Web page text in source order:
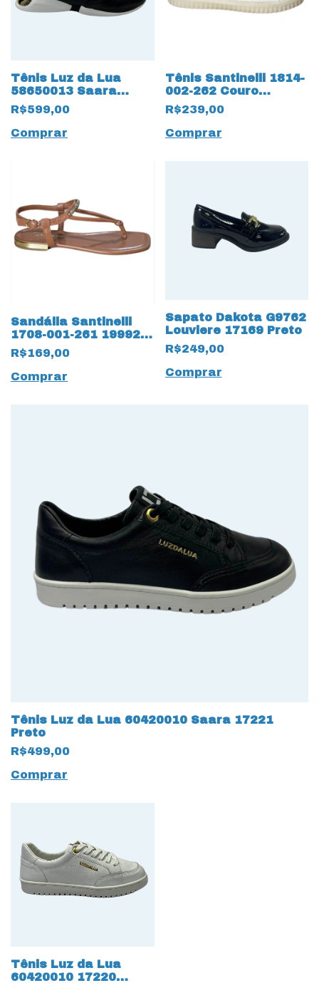
Tênis Luz da Lua
58650013 Saara
Ravena 17222 Preto
R$599,00
Comprar
Tênis Santinelli 1814-
002-262 Couro
Natural 19993 Marfim
R$239,00
Comprar
Sandália Santinelli
1708-001-261 19992
Rasteirinha com Nó
R$169,00
Comprar
Sapato Dakota G9762
Louviere 17169 Preto
R$249,00
Comprar
Tênis Luz da Lua 60420010 Saara 17221
Preto
R$499,00
Comprar
Tênis Luz da Lua
60420010 17220